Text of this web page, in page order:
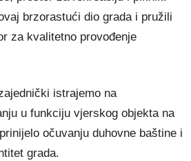
brzorastući dio grada i pružili
za kvalitetno provođenje
istrajemo na
u funkciju vjerskog objekta na
očuvanju duhovne baštine i
grada.